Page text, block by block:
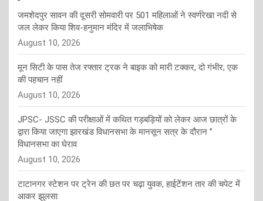
जमशेदपुर सावन की दूसरी सोमवारी पर 501 महिलाओं ने स्वर्णरेखा नदी से
जल लेकर किया शिव-हनुमान मंदिर में जलाभिषेक
August 10, 2026
मून सिटी के पास तेज रफ्तार ट्रक ने बाइक को मारी टक्कर, दो गंभीर; एक
की पहचान नहीं
August 10, 2026
JPSC- JSSC की परीक्षाओं में कथित गड़बड़ियों को लेकर आज छात्रों के
द्वारा किया जाएगा झारखंड विधानसभा के मानसून सत्र के दौरान ”
विधानसभा का घेराव
August 10, 2026
टाटानगर स्टेशन पर ट्रेन की छत पर चढ़ा युवक, हाईटेंशन तार की चपेट में
आकर झुलसा